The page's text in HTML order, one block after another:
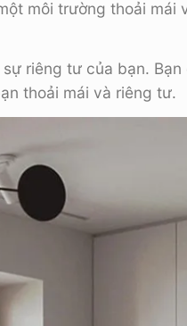
môi trường thoải mái
riêng tư của bạn.
thoải mái và riêng tư.